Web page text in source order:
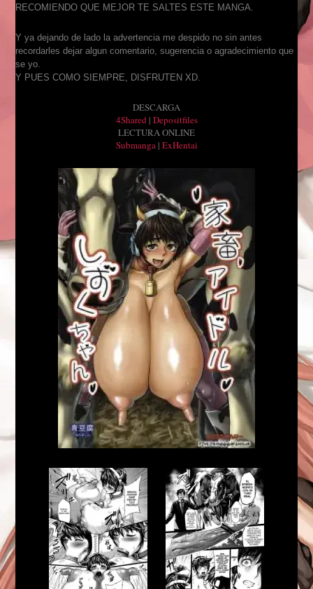
RECOMIENDO QUE MEJOR TE SALTES ESTE MANGA.
Y ya dejando de lado la advertencia me despido no sin antes
recordarles dejar algun comentario, sugerencia o agradecimiento que
se yo.
Y PUES COMO SIEMPRE, DISFRUTEN XD.
DESCARGA
4Shared | Depositfiles
LECTURA ONLINE
Submanga| ExHentai